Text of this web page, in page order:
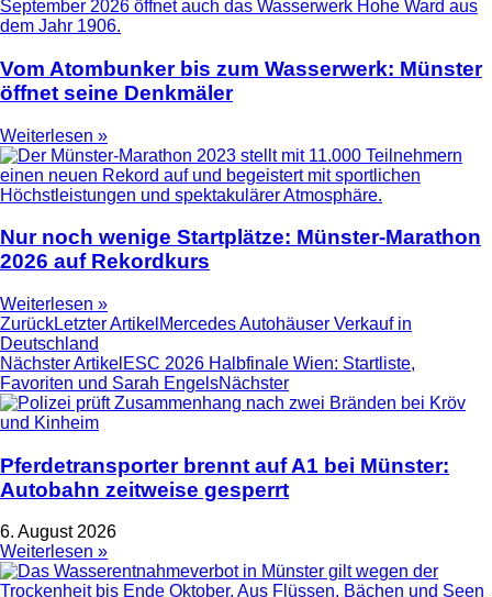
Vom Atombunker bis zum Wasserwerk: Münster
öffnet seine Denkmäler
Weiterlesen »
Nur noch wenige Startplätze: Münster-Marathon
2026 auf Rekordkurs
Weiterlesen »
ZurückLetzter Artikel Mercedes Autohäuser Verkauf in
Deutschland
Nächster Artikel ESC 2026 Halbfinale Wien: Startliste,
Favoriten und Sarah EngelsNächster
Pferdetransporter brennt auf A1 bei Münster:
Autobahn zeitweise gesperrt
6. August 2026
Weiterlesen »